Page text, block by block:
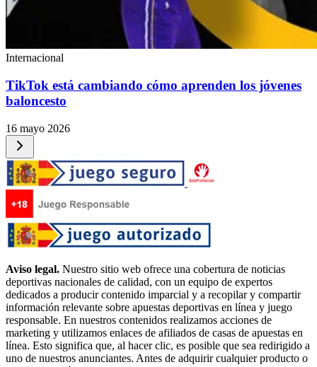
Internacional
TikTok está cambiando cómo aprenden los jóvenes
baloncesto
16 mayo 2026
Aviso legal. Nuestro sitio web ofrece una cobertura de noticias
deportivas nacionales de calidad, con un equipo de expertos
dedicados a producir contenido imparcial y a recopilar y compartir
información relevante sobre apuestas deportivas en línea y juego
responsable. En nuestros contenidos realizamos acciones de
marketing y utilizamos enlaces de afiliados de casas de apuestas en
línea. Esto significa que, al hacer clic, es posible que sea redirigido a
uno de nuestros anunciantes. Antes de adquirir cualquier producto o